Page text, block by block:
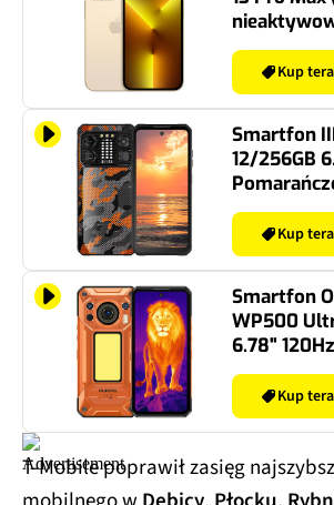
6.7'' 120Hz
Kup
Smartfon
12/256GB
Kup
Smartfon
WP500
6.78" 120Hz
Kup
T-Mobile poprawił zasięg